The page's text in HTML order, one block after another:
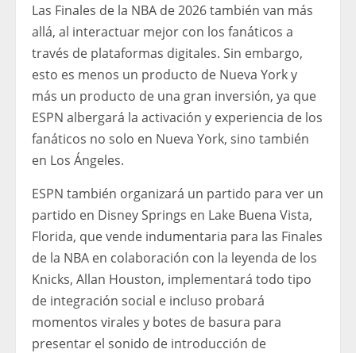
Las Finales de la NBA de 2026 también van más
allá, al interactuar mejor con los fanáticos a
través de plataformas digitales. Sin embargo,
esto es menos un producto de Nueva York y
más un producto de una gran inversión, ya que
ESPN albergará la activación y experiencia de los
fanáticos no solo en Nueva York, sino también
en Los Ángeles.
ESPN también organizará un partido para ver un
partido en Disney Springs en Lake Buena Vista,
Florida, que vende indumentaria para las Finales
de la NBA en colaboración con la leyenda de los
Knicks, Allan Houston, implementará todo tipo
de integración social e incluso probará
momentos virales y botes de basura para
presentar el sonido de introducción de